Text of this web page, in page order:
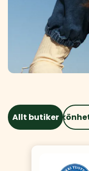
Allt butiker